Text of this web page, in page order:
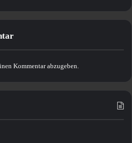
Kommentar abzugeben.